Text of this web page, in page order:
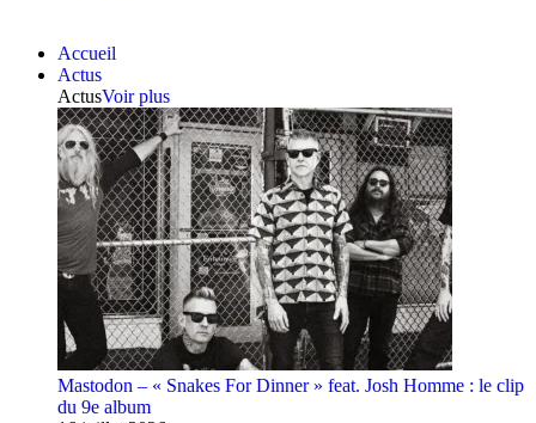
Accueil
Actus
ActusVoir plus
Mastodon – « Snakes For Dinner » feat. Josh Homme : le clip
du 9e album